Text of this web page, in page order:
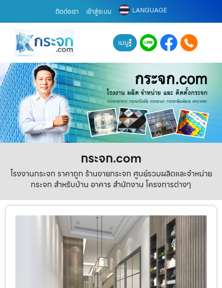
ติดต่อเรา เข้าสู่ระบบ LANGUAGE
เมนู
กระจก.com
โรงงานกระจก ราคาถูก ร้านขายกระจก ศูนย์รวมผลิตและจำหน่าย
กระจก สำหรับบ้าน อาคาร สำนักงาน โครงการต่างๆ